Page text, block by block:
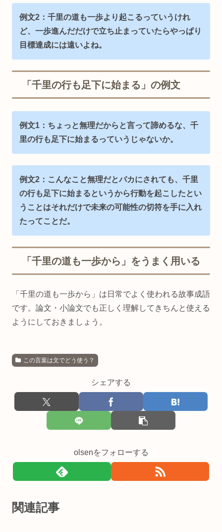
例文2：千里の道も一歩より起こるっていうけれ
ど、一歩進んだだけで立ち止まっていたらやっぱり
目標達成には遠いよね。
「千里の行も足下に始まる」の例文
例文1：ちょっと無理だからと言って諦めるな、千
里の行も足下に始まるっていうじゃないか。
例文2：こんなこと無理だとバカにされても、千里
の行も足下に始まるというから行動を起こしたとい
うことはそれだけで未来の可能性の切符を手に入れ
たってことだ。
「千里の道も一歩から」をうまく用いる
「千里の道も一歩から」は日常でよく使われる故事成語
です。論文・小論文でも正しく理解してきちんと使える
ようにしておきましょう。
この言葉は文でどう使う？
シェアする
olsenをフォローする
関連記事